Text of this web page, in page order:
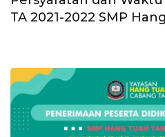
TA 2021-2022 SMP